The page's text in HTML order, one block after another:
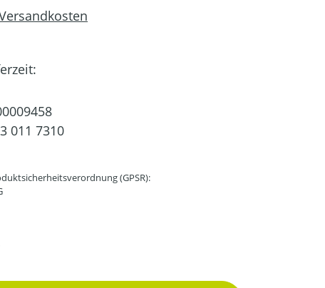
011 7310
(GPSR):